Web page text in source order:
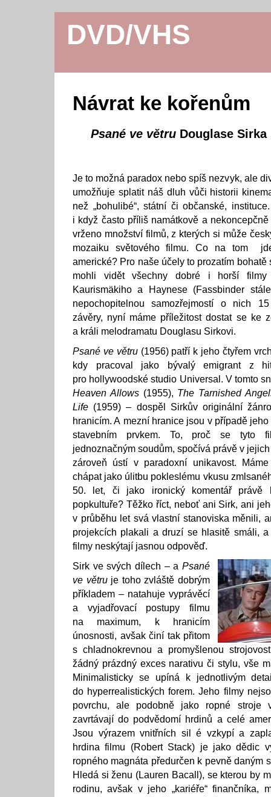
DVD/VHS
Návrat ke kořenům
Psané ve větru Douglase Sirka
Je to možná paradox nebo spíš nezvyk, ale
umožňuje splatit náš dluh vůči historii
než „bohulibé“, státní či občanské,
i když často příliš namátkově a
vrženo množství filmů, z kterých si může
mozaiku světového filmu. Co na tom
americké? Pro naše účely to prozatím
mohli vidět všechny dobré i horší filmy
Kaurismäkiho a Haynese (Fassbinder
nepochopitelnou samozřejmostí o nich
závěry, nyní máme příležitost dostat se ke
a králi melodramatu Douglasu Sirkovi.
Psané ve větru(1956) patří k jeho čtyřem
kdy pracoval jako bývalý emigrant z
pro hollywoodské studio Universal. V tomto
Heaven Allows(1955), The Tarnished
Life (1959) – dospěl Sirkův originální
hranicím. A mezní hranice jsou v případě
stavebním prvkem. To, proč se tyto
jednoznačným soudům, spočívá právě v
zároveň ústí v paradoxní unikavost.
chápat jako úlitbu pokleslému vkusu
50. let, či jako ironický komentář právě
popkultuře? Těžko říct, neboť ani Sirk, ani
v průběhu let svá vlastní stanoviska měnili,
projekcích plakali a druzí se hlasitě smáli,
filmy neskýtají jasnou odpověď.
Sirk ve svých dílech – a Psané
ve větruje toho zvláště dobrým
příkladem – natahuje vyprávěcí
a vyjadřovací postupy filmu
na maximum, k hranicím
únosnosti, avšak činí tak přitom
s chladnokrevnou a promyšlenou
žádný prázdný exces narativu či stylu, vše
Minimalisticky se upíná k jednotlivým
do hyperrealistických forem. Jeho filmy
povrchu, ale podobně jako ropné
zavrtávají do podvědomí hrdinů a celé
Jsou výrazem vnitřních sil é vzkypí a
hrdina filmu (Robert Stack) je jako dědic
ropného magnáta předurčen k pevně daným
Hledá si ženu (Lauren Bacall), se kterou by
rodinu, avšak v jeho „kariéře“ finančníka,